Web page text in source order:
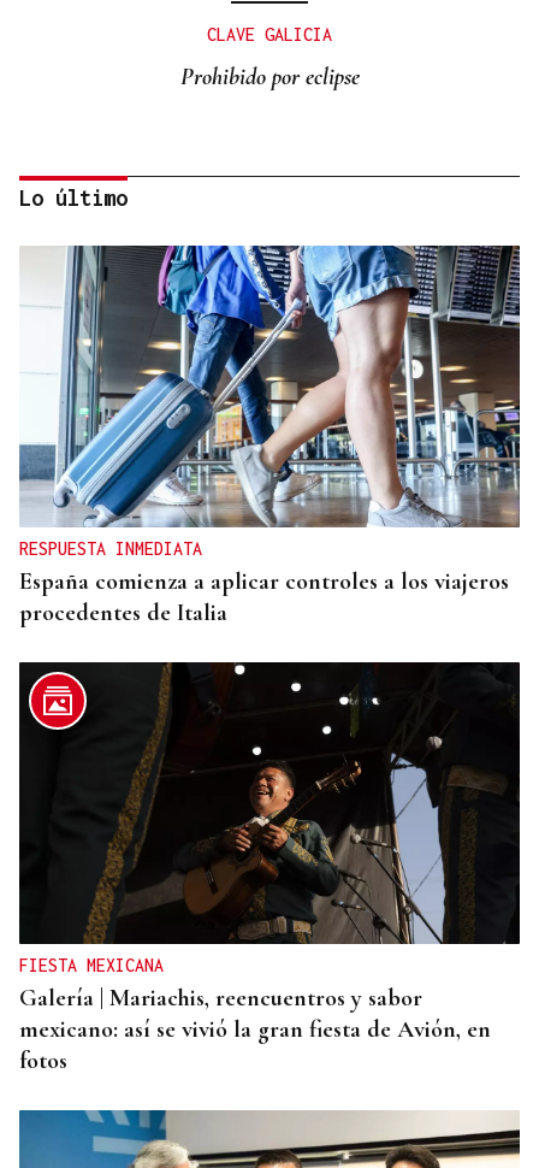
CLAVE GALICIA
Prohibido por eclipse
Lalo Pavón
O AFIADOR
Un día haberá autobuses
Lo último
RESPUESTA INMEDIATA
España comienza a aplicar controles a los viajeros
procedentes de Italia
FIESTA MEXICANA
Galería | Mariachis, reencuentros y sabor
mexicano: así se vivió la gran fiesta de Avión, en
fotos